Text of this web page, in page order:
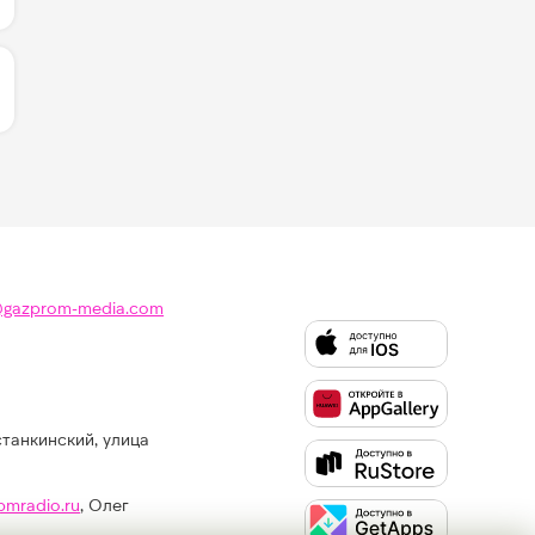
ЛАЙКОВ ЗА "LETO - JONY & FEDUK":
media.com
улица
, Олег